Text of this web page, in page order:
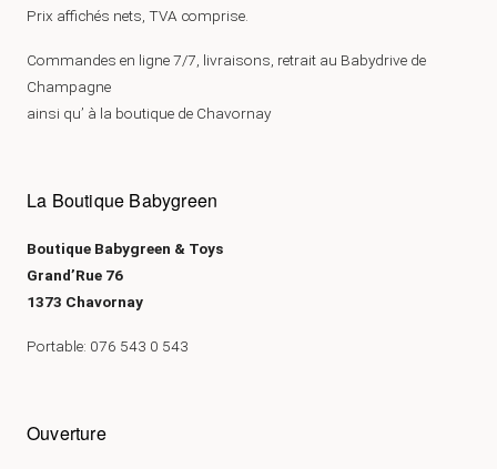
Prix affichés nets, TVA comprise.
Commandes en ligne 7/7, livraisons, retrait au Babydrive de
Champagne
ainsi qu’ à la boutique de Chavornay
La Boutique Babygreen
Boutique Babygreen & Toys
Grand’Rue 76
1373 Chavornay
Portable: 076 543 0 543
Ouverture